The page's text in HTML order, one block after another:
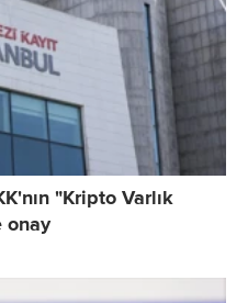
"Kripto Varlık
onay